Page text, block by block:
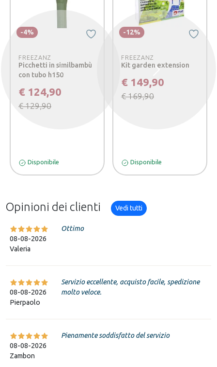
FREEZANZ
Picchetti in similbambù
con tubo h150
€ 124,90
€ 129,90
-4%
Disponibile
FREEZANZ
Kit garden extension
€ 149,90
€ 169,90
-12%
Disponibile
Precedente
Opinioni dei clienti Vedi tutti
08-08-2026
Valeria
Ottimo
08-08-2026
Pierpaolo
Servizio eccellente, acquisto facile, spedizione
molto veloce.
08-08-2026
Zambon
Pienamente soddisfatto del servizio